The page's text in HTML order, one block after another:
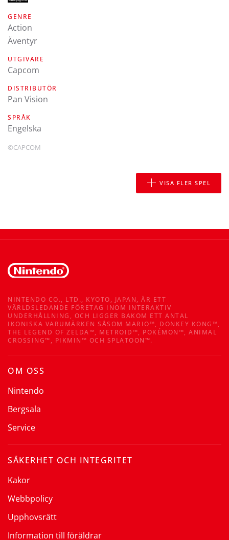
GENRE
Action
Äventyr
UTGIVARE
Capcom
DISTRIBUTÖR
Pan Vision
SPRÅK
engelska
©CAPCOM
VISA FLER SPEL
NINTENDO CO., LTD., KYOTO, JAPAN, ÄR ETT
VÄRLDSLEDANDE FÖRETAG INOM INTERAKTIV
UNDERHÅLLNING, OCH LIGGER BAKOM ETT ANTAL
IKONISKA VARUMÄRKEN SÅSOM MARIO™, DONKEY KONG™,
THE LEGEND OF ZELDA™, METROID™, POKÉMON™, ANIMAL
CROSSING™, PIKMIN™ OCH SPLATOON™.
OM OSS
Nintendo
Bergsala
Service
SÄKERHET OCH INTEGRITET
Kakor
Webbpolicy
Upphovsrätt
Information till föräldrar